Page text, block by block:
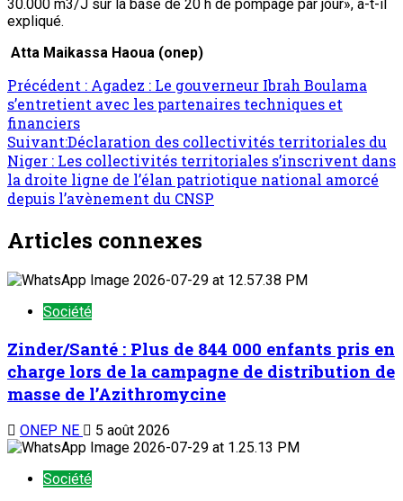
30.000 m3/J sur la base de 20 h de pompage par jour», a-t-il
expliqué.
Atta Maikassa Haoua (onep)
Précédent : Agadez : Le gouverneur Ibrah Boulama
s’entretient avec les partenaires techniques et
financiers
Suivant:Déclaration des collectivités territoriales du
Niger : Les collectivités territoriales s’inscrivent dans
la droite ligne de l’élan patriotique national amorcé
depuis l’avènement du CNSP
Articles connexes
Société
Zinder/Santé : Plus de 844 000 enfants pris en
charge lors de la campagne de distribution de
masse de l’Azithromycine
ONEP NE 5 août 2026
Société